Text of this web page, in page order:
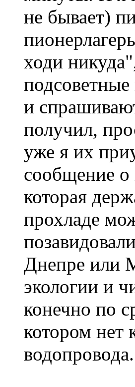
не бывает)
ходи
и
получил,
уже я их
сообщение
которая
прохладе
Днепре или
экологии и
конечно по
котором нет
водопровода.